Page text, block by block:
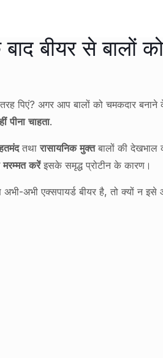
बीयर से बालों
पिएं? अगर आप बालों को चमकदार
पीना चाहता.
तथारासायनिक मुक्तबालों की देखभाल
मरम्मत करेंइसके समृद्ध प्रोटीन के कारण।
अभी एक्सपायर्ड बीयर है, तो क्यों न इसे